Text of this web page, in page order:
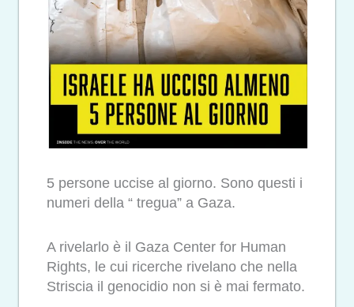
5 persone uccise al giorno. Sono questi i
numeri della “ tregua” a Gaza.
A rivelarlo è il Gaza Center for Human
Rights, le cui ricerche rivelano che nella
Striscia il genocidio non si è mai fermato.